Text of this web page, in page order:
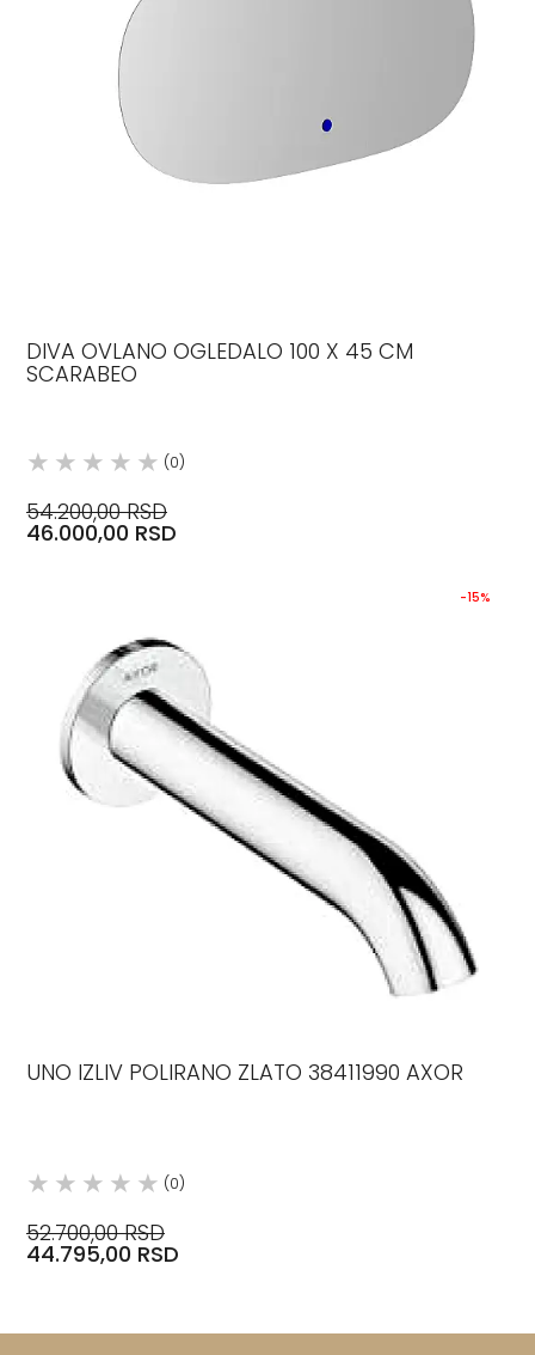
DIVA OVLANO OGLEDALO 100 X 45 CM
SCARABEO
(0)
54.200,00 RSD
46.000,00 RSD
-15%
UNO IZLIV POLIRANO ZLATO 38411990 AXOR
(0)
52.700,00 RSD
44.795,00 RSD